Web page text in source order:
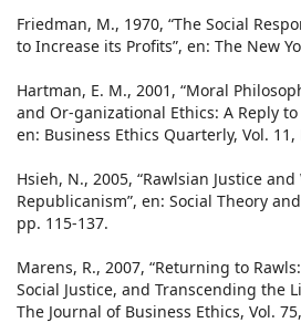
Friedman, M., 1970, “The Social
to Increase its Profits”, en: The New
Hartman, E. M., 2001, “Moral
and Or-ganizational Ethics: A Reply
en: Business Ethics Quarterly, Vol.
Hsieh, N., 2005, “Rawlsian Justice
Republicanism”, en: Social Theory
pp. 115-137.
Marens, R., 2007, “Returning to
Social Justice, and Transcending the
The Journal of Business Ethics, Vol.